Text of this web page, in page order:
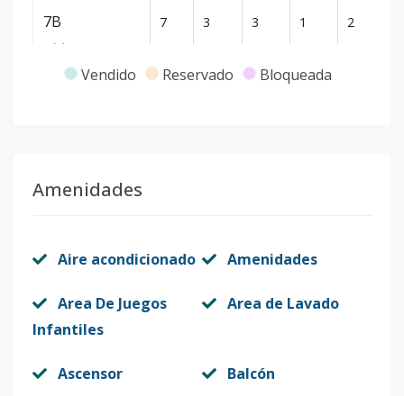
7B
Código
7 3 3 1 2
Código 413099-11
Código413099-12
10A
Código413099
10 3 3 1
Vendido Reservado Bloqueada
Amenidades
Aire acondicionado Amenidades
Area De Juegos
Infantiles
Area de Lavado
Ascensor Balcón